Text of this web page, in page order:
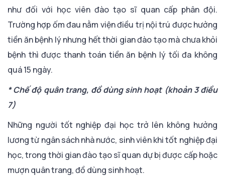
như đối với học viên đào tạo sĩ quan cấp phân đội.
Trường hợp ốm đau nằm viện điều trị nội trú được hưởng
tiền ăn bệnh lý nhưng hết thời gian đào tạo mà chưa khỏi
bệnh thì được thanh toán tiền ăn bệnh lý tối đa không
quá 15 ngày.
* Chế độ quân trang, đồ dùng sinh hoạt (khoản 3 điều
7)
Những người tốt nghiệp đại học trở lên không hưởng
lương từ ngân sách nhà nước, sinh viên khi tốt nghiệp đại
học, trong thời gian đào tạo sĩ quan dự bị được cấp hoặc
mượn quân trang, đồ dùng sinh hoạt.